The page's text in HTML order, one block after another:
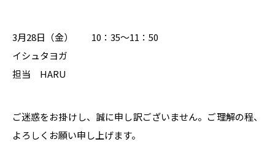
3月28日（金） 10：35～11：50
イシュタヨガ
担当 HARU
ご迷惑をお掛けし、誠に申し訳ございません。ご理解の程、
よろしくお願い申し上げます。